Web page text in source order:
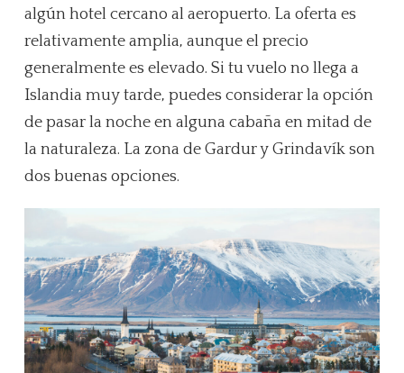
algún hotel cercano al aeropuerto. La oferta es
relativamente amplia, aunque el precio
generalmente es elevado. Si tu vuelo no llega a
Islandia muy tarde, puedes considerar la opción
de pasar la noche en alguna cabaña en mitad de
la naturaleza. La zona de Gardur y Grindavík son
dos buenas opciones.